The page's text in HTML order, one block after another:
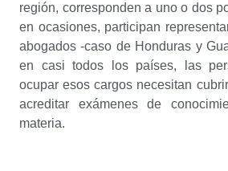
región, corresponden a uno o dos
en ocasiones, participan
abogados -caso de Honduras y
en casi todos los países, las
ocupar esos cargos necesitan
acreditar exámenes de
materia.